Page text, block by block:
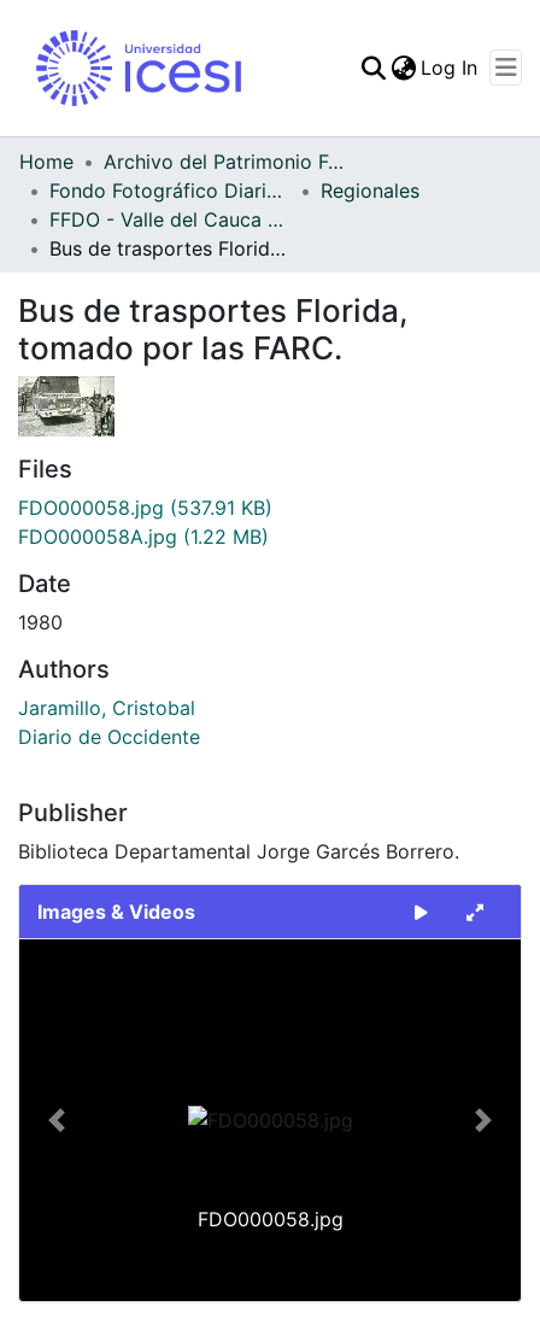
Statistics
Log In
Home
Archivo del Patrimonio Fotográfico y Fílmico del Valle del Cauca
Fondo Fotográfico Diario Occidente
Regionales
FFDO - Valle del Cauca - Patrimonial
Bus de trasportes Florida, tomado por las FARC.
Bus de trasportes Florida,
tomado por las FARC.
Files
FDO000058.jpg (537.91 KB)
FDO000058A.jpg (1.22 MB)
Date
1980
Authors
Jaramillo, Cristobal
Diario de Occidente
Publisher
Biblioteca Departamental Jorge Garcés Borrero.
Images & Videos
FDO000058.jpg
Previous Next